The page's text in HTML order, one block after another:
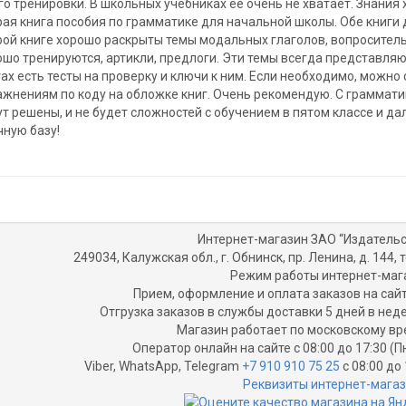
тренировки. В школьных учебниках ее очень не хватает. Знания
книга пособия по грамматике для начальной школы. Обе книги
книге хорошо раскрыты темы модальных глаголов,
тренируются, артикли, предлоги. Эти темы всегда
есть тесты на проверку и ключи к ним. Если необходимо, можно
по коду на обложке книг. Очень рекомендую. С
решены, и не будет сложностей с обучением в пятом классе и
базу!
Интернет-магазин ЗАО
249034, Калужская обл., г. Обнинск, пр. Ленина, д. 144,
Режим работы интернет-
Прием, оформление и оплата заказов на
Отгрузка заказов в службы доставки 5 дней в
Магазин работает по московскому
Оператор онлайн на сайте с 08:00 до 17:30
Viber, WhatsApp, Telegram +7 910 910 75 25 с 08:00
Реквизиты интернет-